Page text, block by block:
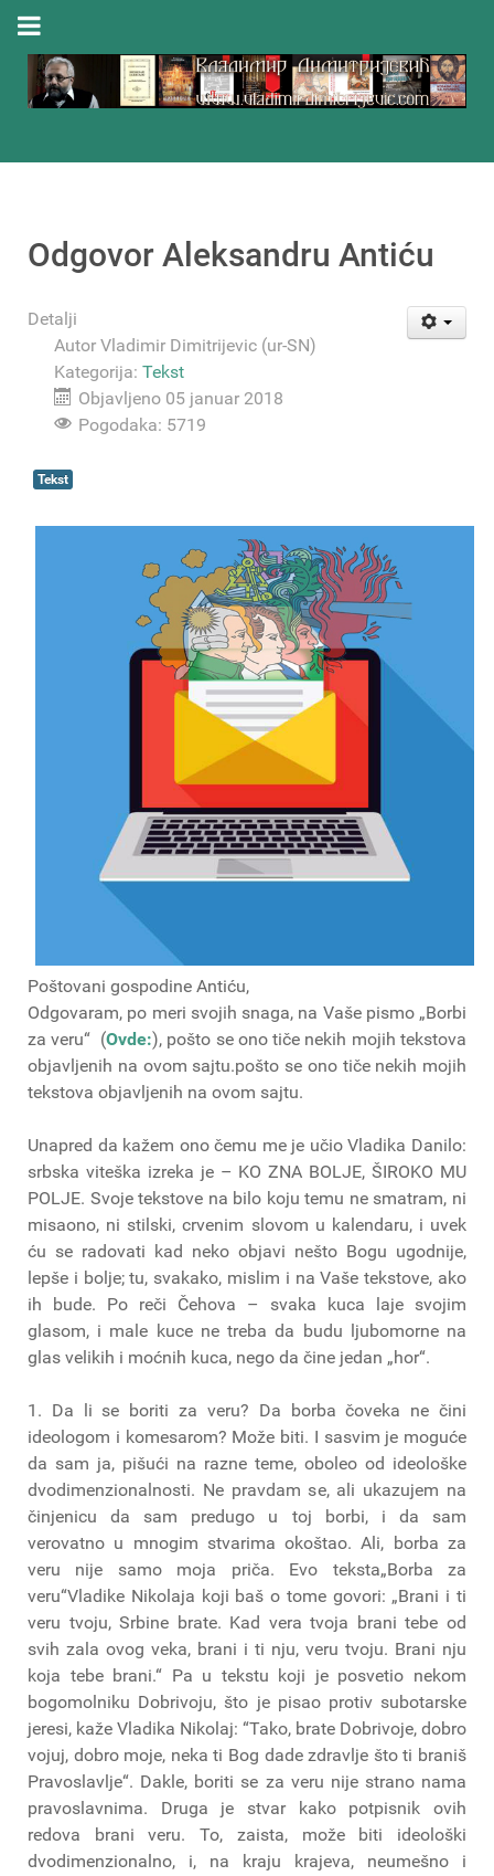
Odgovor Aleksandru Antiću
Detalji
Autor Vladimir Dimitrijevic (ur-SN)
Kategorija: Tekst
Objavljeno 05 januar 2018
Pogodaka: 5719
Tekst
Poštovani gospodine Antiću,
Odgovaram, po meri svojih snaga, na Vaše pismo „Borbi
za veru“ (Ovde:), pošto se ono tiče nekih mojih tekstova
objavljenih na ovom sajtu.pošto se ono tiče nekih mojih
tekstova objavljenih na ovom sajtu.
Unapred da kažem ono čemu me je učio Vladika Danilo:
srbska viteška izreka je – KO ZNA BOLJE, ŠIROKO MU
POLJE. Svoje tekstove na bilo koju temu ne smatram, ni
misaono, ni stilski, crvenim slovom u kalendaru, i uvek
ću se radovati kad neko objavi nešto Bogu ugodnije,
lepše i bolje; tu, svakako, mislim i na Vaše tekstove, ako
ih bude. Po reči Čehova – svaka kuca laje svojim
glasom, i male kuce ne treba da budu ljubomorne na
glas velikih i moćnih kuca, nego da čine jedan „hor“.
1. Da li se boriti za veru? Da borba čoveka ne čini
ideologom i komesarom? Može biti. I sasvim je moguće
da sam ja, pišući na razne teme, oboleo od ideološke
dvodimenzionalnosti. Ne pravdam se, ali ukazujem na
činjenicu da sam predugo u toj borbi, i da sam
verovatno u mnogim stvarima okoštao. Ali, borba za
veru nije samo moja priča. Evo teksta„Borba za
veru“Vladike Nikolaja koji baš o tome govori: „Brani i ti
veru tvoju, Srbine brate. Kad vera tvoja brani tebe od
svih zala ovog veka, brani i ti nju, veru tvoju. Brani nju
koja tebe brani.“ Pa u tekstu koji je posvetio nekom
bogomolniku Dobrivoju, što je pisao protiv subotarske
jeresi, kaže Vladika Nikolaj: “Tako, brate Dobrivoje, dobro
vojuj, dobro moje, neka ti Bog dade zdravlje što ti braniš
Pravoslavlje“. Dakle, boriti se za veru nije strano nama
pravoslavnima. Druga je stvar kako potpisnik ovih
redova brani veru. To, zaista, može biti ideološki
dvodimenzionalno, i, na kraju krajeva, neumešno i